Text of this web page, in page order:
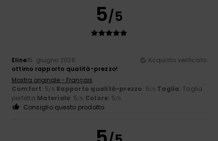
5/5
Eline15. giugno 2026
Acquisto verificato
ottimo rapporto qualità-prezzo!
Mostra originale - Français
Comfort: 5/5 Rapporto qualità-prezzo: 5/5 Taglia: Taglia
perfetta Materiale: 5/5 Colore: 5/5
Consiglio questo prodotto